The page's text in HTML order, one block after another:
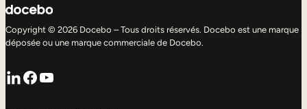
Copyright © 2026 Docebo – Tous droits réservés. Docebo est une marque
déposée ou une marque commerciale de Docebo.
LinkedIn
Facebook
YouTube